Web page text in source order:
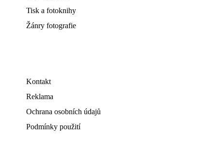
Tisk a fotoknihy
Žánry fotografie
Kontakt
Reklama
Ochrana osobních údajů
Podmínky použití